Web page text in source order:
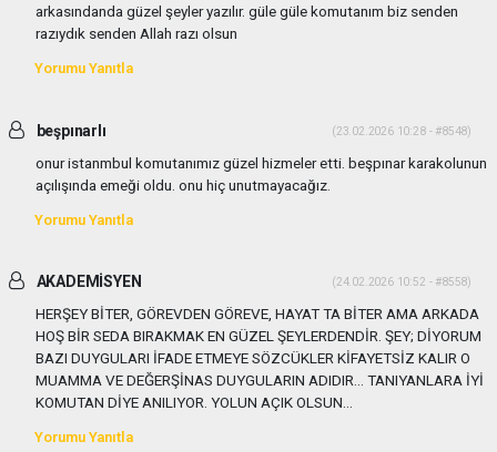
arkasındanda güzel şeyler yazılır. güle güle komutanım biz senden
razıydık senden Allah razı olsun
Yorumu Yanıtla
beşpınarlı (23.02.2026 10:28 - #8548)
onur istanmbul komutanımız güzel hizmeler etti. beşpınar karakolunun
açılışında emeği oldu. onu hiç unutmayacağız.
Yorumu Yanıtla
AKADEMİSYEN (24.02.2026 10:52 - #8558)
HERŞEY BİTER, GÖREVDEN GÖREVE, HAYAT TA BİTER AMA ARKADA
HOŞ BİR SEDA BIRAKMAK EN GÜZEL ŞEYLERDENDİR. ŞEY; DİYORUM
BAZI DUYGULARI İFADE ETMEYE SÖZCÜKLER KİFAYETSİZ KALIR O
MUAMMA VE DEĞERŞİNAS DUYGULARIN ADIDIR... TANIYANLARA İYİ
KOMUTAN DİYE ANILIYOR. YOLUN AÇIK OLSUN...
Yorumu Yanıtla